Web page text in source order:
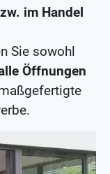
im Handel
Sie sowohl
Öffnungen